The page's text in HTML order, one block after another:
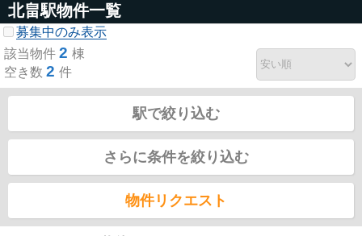
北畠駅物件一覧
募集中のみ表示
該当物件 2 棟
空き数 2 件
駅で絞り込む
さらに条件を絞り込む
物件リクエスト